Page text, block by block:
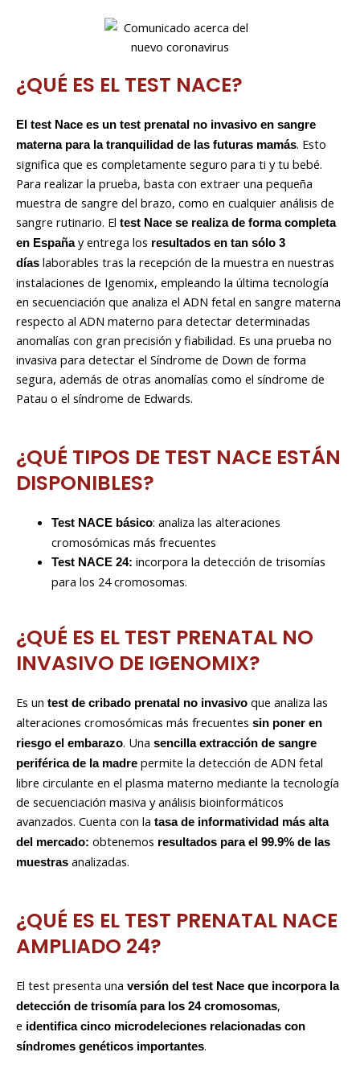
¿QUÉ ES EL TEST NACE?
El test Nace es un test prenatal no invasivo en sangre
materna para la tranquilidad de las futuras mamás. Esto
significa que es completamente seguro para ti y tu bebé.
Para realizar la prueba, basta con extraer una pequeña
muestra de sangre del brazo, como en cualquier análisis de
sangre rutinario. El test Nace se realiza de forma completa
en Españay entrega los resultados en tan sólo 3
días laborables tras la recepción de la muestra en nuestras
instalaciones de Igenomix, empleando la última tecnología
en secuenciación que analiza el ADN fetal en sangre materna
respecto al ADN materno para detectar determinadas
anomalías con gran precisión y fiabilidad. Es una prueba no
invasiva para detectar el Síndrome de Down de forma
segura, además de otras anomalías como el síndrome de
Patau o el síndrome de Edwards.
¿QUÉ TIPOS DE TEST NACE ESTÁN
DISPONIBLES?
Test NACE básico: analiza las alteraciones
cromosómicas más frecuentes
Test NACE 24: incorpora la detección de trisomías
para los 24 cromosomas.
¿QUÉ ES EL TEST PRENATAL NO
INVASIVO DE IGENOMIX?
Es un test de cribado prenatal no invasivo que analiza las
alteraciones cromosómicas más frecuentes sin poner en
riesgo el embarazo. Una sencilla extracción de sangre
periférica de la madre permite la detección de ADN fetal
libre circulante en el plasma materno mediante la tecnología
de secuenciación masiva y análisis bioinformáticos
avanzados. Cuenta con la tasa de informatividad más alta
del mercado: obtenemos resultados para el 99.9% de las
muestras analizadas.
¿QUÉ ES EL TEST PRENATAL NACE
AMPLIADO 24?
El test presenta una versión del test Nace que incorpora la
detección de trisomía para los 24 cromosomas,
e identifica cinco microdeleciones relacionadas con
síndromes genéticos importantes.